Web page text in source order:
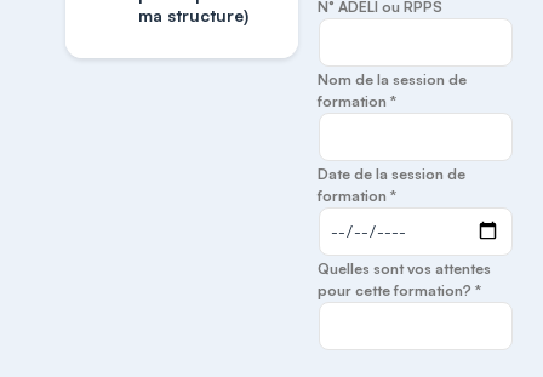
ma structure)
N° ADELI ou RPPS
Nom de la session de
formation *
Date de la session de
formation *
Quelles sont vos attentes
pour cette formation? *